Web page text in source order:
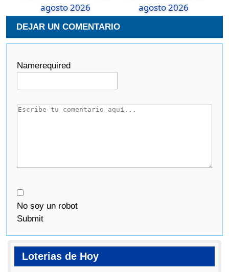
agosto 2026
agosto 2026
DEJAR UN COMENTARIO
Namerequired
No soy un robot
Submit
Loterias de Hoy